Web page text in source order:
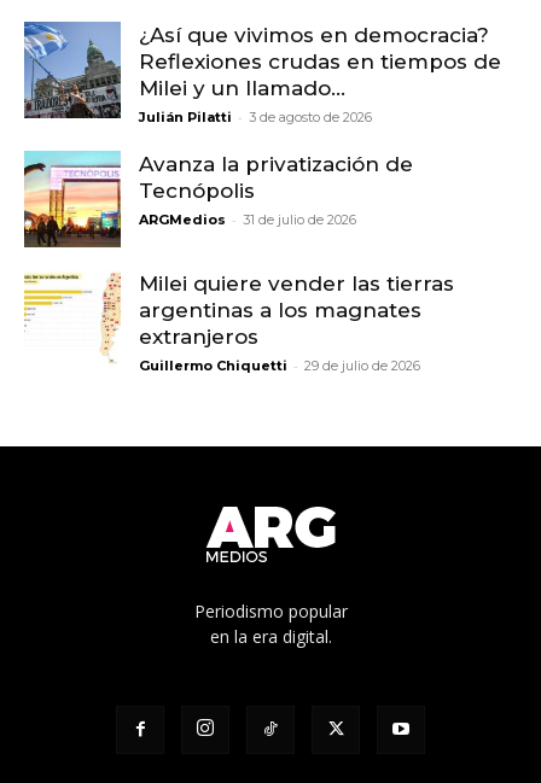
¿Así que vivimos en democracia?
Reflexiones crudas en tiempos de
Milei y un llamado...
Julián Pilatti - 3 de agosto de 2026
Avanza la privatización de
Tecnópolis
ARGMedios - 31 de julio de 2026
Milei quiere vender las tierras
argentinas a los magnates
extranjeros
Guillermo Chiquetti - 29 de julio de 2026
Periodismo popular
en la era digital.